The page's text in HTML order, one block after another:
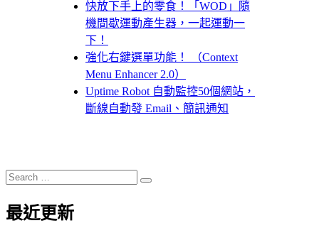
快放下手上的零食！「WOD」隨
機間歇運動產生器，一起運動一
下！
強化右鍵選單功能！ （Context
Menu Enhancer 2.0）
Uptime Robot 自動監控50個網站，
斷線自動發 Email、簡訊通知
Search
for:
Search
最近更新